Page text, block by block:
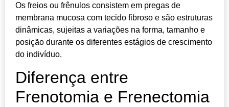
Os freios ou frênulos consistem em pregas de
membrana mucosa com tecido fibroso e são estruturas
dinâmicas, sujeitas a variações na forma, tamanho e
posição durante os diferentes estágios de crescimento
do indivíduo.
Diferença entre
Frenotomia e Frenectomia